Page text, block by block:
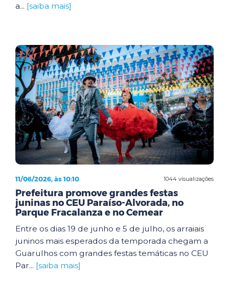
a... [saiba mais]
1044 visualizações
11/06/2026, às 10:10
Prefeitura promove grandes festas
juninas no CEU Paraíso-Alvorada, no
Parque Fracalanza e no Cemear
Entre os dias 19 de junho e 5 de julho, os arraiais
juninos mais esperados da temporada chegam a
Guarulhos com grandes festas temáticas no CEU
Par... [saiba mais]